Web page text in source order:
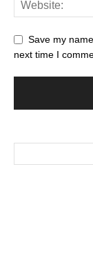
Save my
next time I